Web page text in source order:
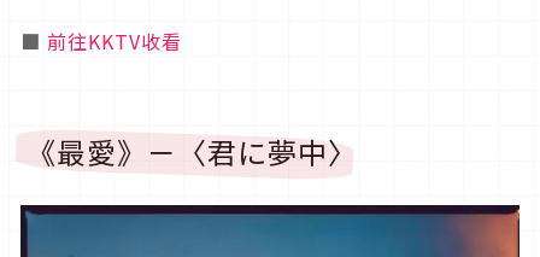
■ 前往KKTV收看
《最愛》－〈君に夢中〉